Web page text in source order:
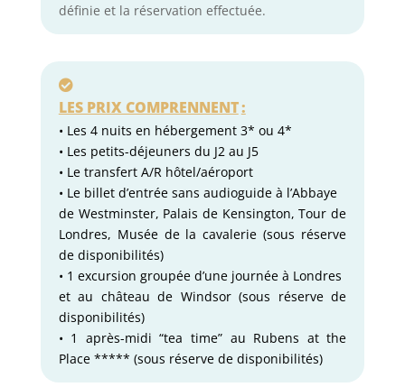
définie et la réservation effectuée.
LES PRIX COMPRENNENT:
• Les 4 nuits en hébergement 3* ou 4*
• Les petits-déjeuners du J2 au J5
• Le transfert A/R hôtel/aéroport
• Le billet d’entrée sans audioguide à l’Abbaye
de Westminster, Palais de Kensington, Tour de
Londres, Musée de la cavalerie (sous réserve
de disponibilités)
• 1 excursion groupée d’une journée à Londres
et au château de Windsor (sous réserve de
disponibilités)
• 1 après-midi “tea time” au Rubens at the
Place ***** (sous réserve de disponibilités)